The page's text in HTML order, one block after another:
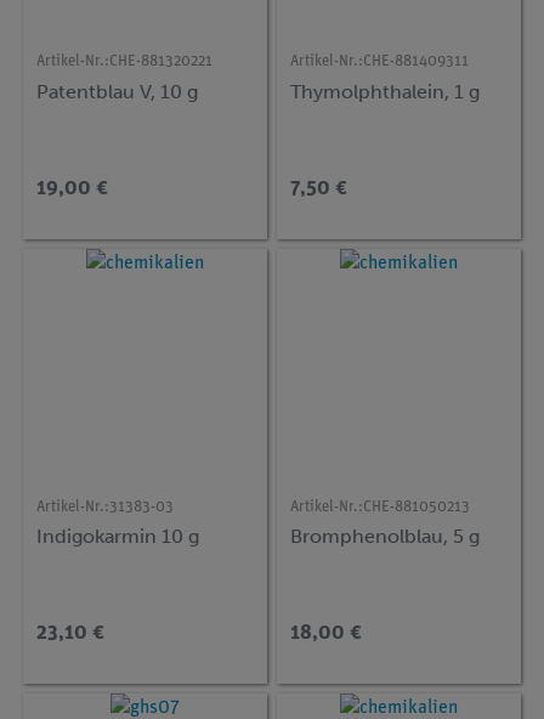
Artikel-Nr.:CHE-881320221
Patentblau V, 10 g
19,00 €
Artikel-Nr.:CHE-881409311
Thymolphthalein, 1 g
7,50 €
Artikel-Nr.:31383-03
Indigokarmin 10 g
23,10 €
Artikel-Nr.:CHE-881050213
Bromphenolblau, 5 g
18,00 €